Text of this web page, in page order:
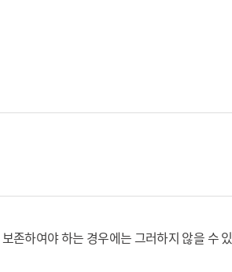
을 우선하여 적용한다.
정보 또는 기업정보를 제공하여야 한다. 단,
거부 시에는 특허분석평가시스템 서비스 이
서비스 이용에 제한은 없으나 선택정보가
존하여야 하는 경우에는 그러하지 않을 수